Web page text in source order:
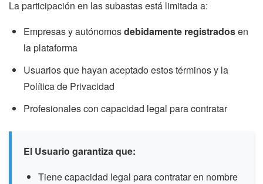
La participación en las subastas está limitada a:
Empresas y autónomosdebidamente registradosen
la plataforma
Usuarios que hayan aceptado estos términos y la
Política de Privacidad
Profesionales con capacidad legal para contratar
El Usuario garantiza que:
Tiene capacidad legal para contratar en nombre